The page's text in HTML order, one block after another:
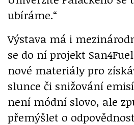
ubíráme.“
Výstava má i
se do ní projekt
nové materiály pro
slunce či snižování
není módní slovo, ale
přemýšlet o